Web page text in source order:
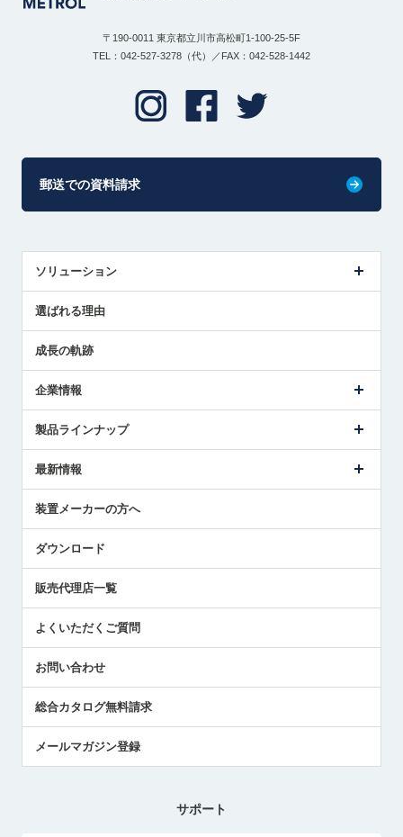
〒190-0011 東京都立川市高松町1-100-25-5F
TEL：042-527-3278（代）／FAX：042-528-1442
郵送での資料請求
ソリューション
解決策提案
選ばれる理由
成長の軌跡
企業情報
ごあいさつ
受賞履歴
採用情報
国/地域/言語
製品ラインナップ
ツールセッタ製品
エアマイクロセンサ製品
最新情報
メトロールの技術
社員ブログ
中小企業のBCP地震対策
センサのテクニカルガイド
社長ブログ
装置メーカーの方へ
ダウンロード
販売代理店一覧
よくいただくご質問
お問い合わせ
総合カタログ無料請求
メールマガジン登録
サポート